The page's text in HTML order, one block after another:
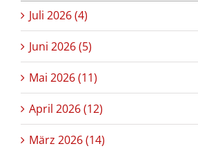
Juli 2026 (4)
Juni 2026 (5)
Mai 2026 (11)
April 2026 (12)
März 2026 (14)